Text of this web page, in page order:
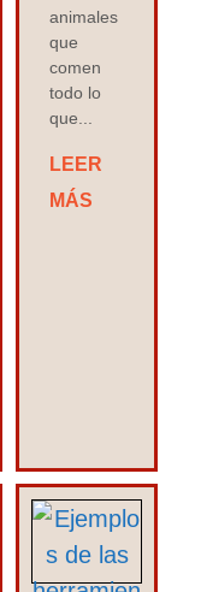
animales
que
comen
todo lo
que...
LEER
MÁS